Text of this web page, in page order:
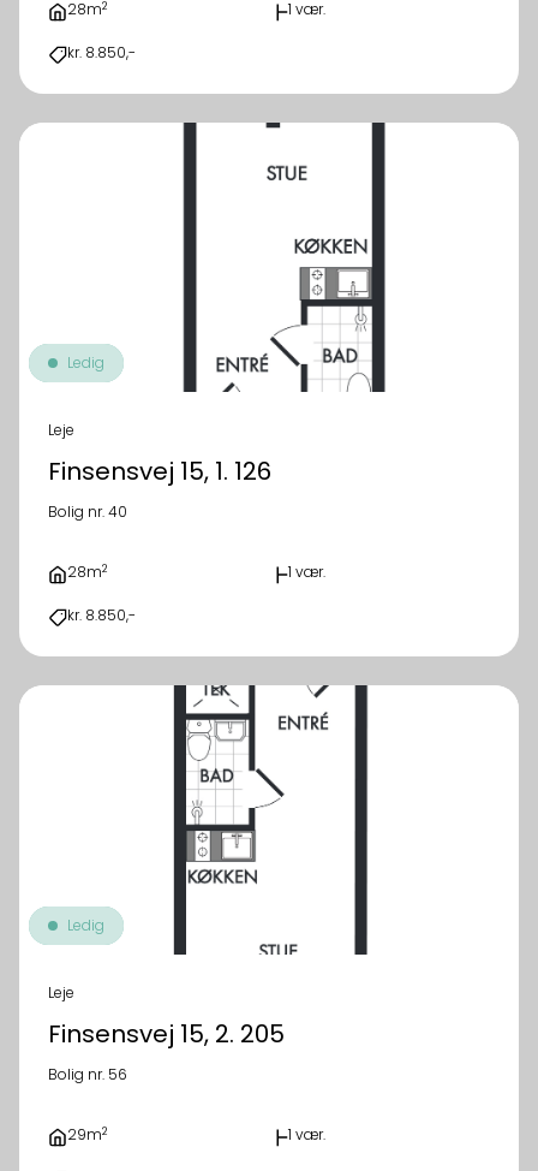
28m2 1 vær.
kr. 8.850,-
Ledig
Leje
Finsensvej 15, 1. 126
Bolig nr. 40
28m2 1 vær.
kr. 8.850,-
Ledig
Leje
Finsensvej 15, 2. 205
Bolig nr. 56
29m2 1 vær.